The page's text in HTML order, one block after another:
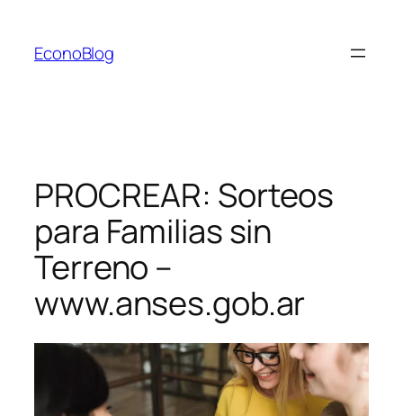
contenido
EconoBlog
PROCREAR: Sorteos
para Familias sin
Terreno –
www.anses.gob.ar